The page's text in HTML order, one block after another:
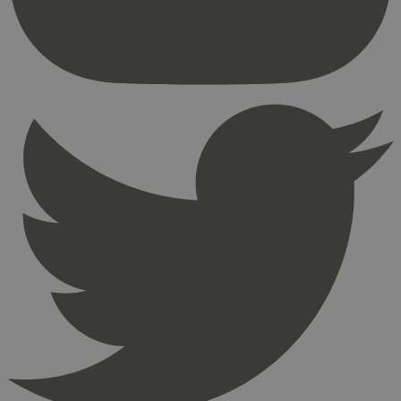
Utløpsdato
Hotjar Ltd
.svanemerket.no
minutter
54
sekunder
29
minutter
sekunder
.svanemerket.no
nelapi-product-archive-filters
svanemerket.no